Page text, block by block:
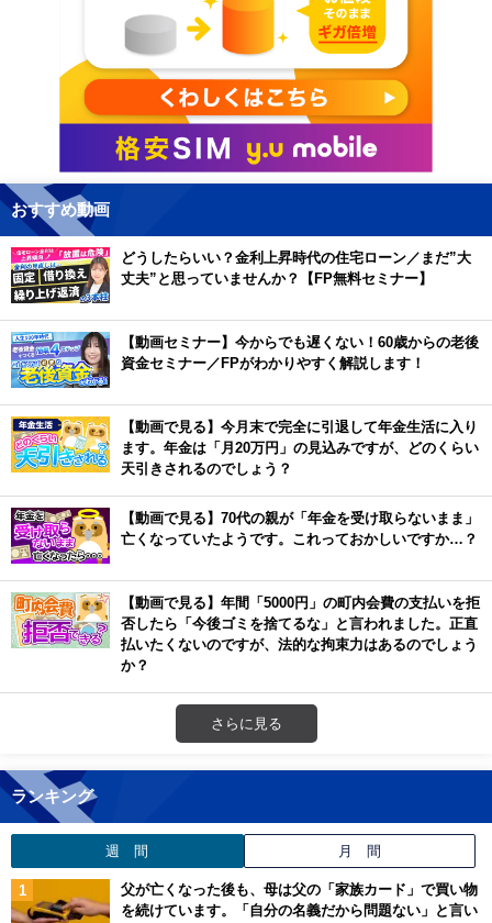
おすすめ動画
どうしたらいい？金利上昇時代の住宅ローン／まだ”大
丈夫”と思っていませんか？【FP無料セミナー】
【動画セミナー】今からでも遅くない！60歳からの老後
資金セミナー／FPがわかりやすく解説します！
【動画で見る】今月末で完全に引退して年金生活に入り
ます。年金は「月20万円」の見込みですが、どのくらい
天引きされるのでしょう？
【動画で見る】70代の親が「年金を受け取らないまま」
亡くなっていたようです。これっておかしいですか…？
【動画で見る】年間「5000円」の町内会費の支払いを拒
否したら「今後ゴミを捨てるな」と言われました。正直
払いたくないのですが、法的な拘束力はあるのでしょう
か？
さらに見る
ランキング
週 間 月 間
父が亡くなった後も、母は父の「家族カード」で買い物
を続けています。「自分の名義だから問題ない」と言い